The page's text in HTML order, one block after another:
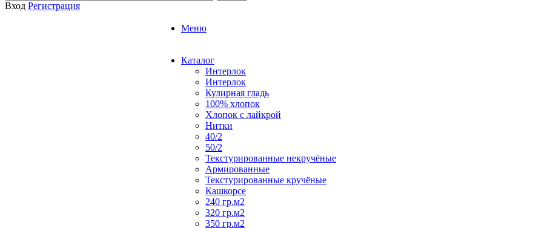
Вход Регистрация
Меню
Каталог
Интерлок
Интерлок
Кулирная гладь
100% хлопок
Хлопок с лайкрой
Нитки
40/2
50/2
Текстурированные некручёные
Армированные
Текстурированные кручёные
Кашкорсе
240 гр.м2
320 гр.м2
350 гр.м2